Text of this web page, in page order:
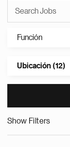
Función
Ubicación (12)
Show Filters